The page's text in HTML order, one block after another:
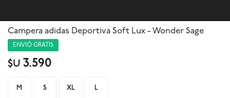
Campera adidas Deportiva Soft Lux - Wonder Sage
ENVIÓ GRATIS
$U 3.590
M S XL L